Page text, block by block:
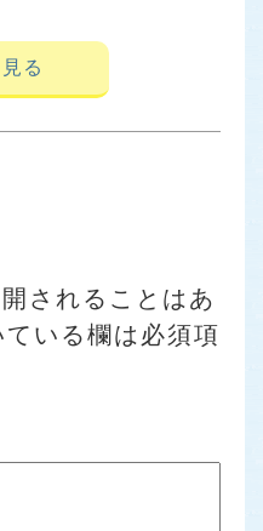
る
されることはあ
ている欄は必須項